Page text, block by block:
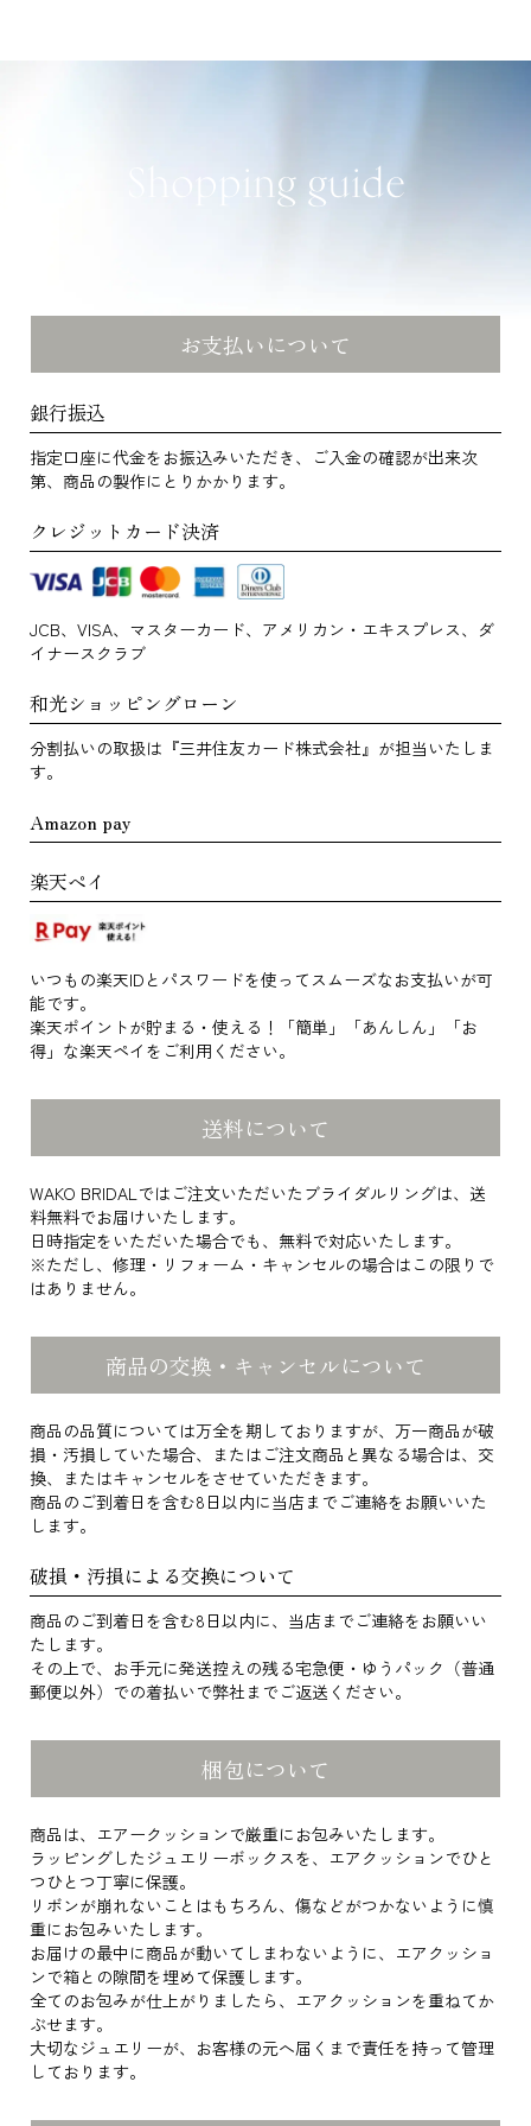
Shopping guide
お支払いについて
銀行振込
指定口座に代金をお振込みいただき、ご入金の確認が出来次
第、商品の製作にとりかかります。
クレジットカード決済
JCB、VISA、マスターカード、アメリカン・エキスプレス、ダ
イナースクラブ
和光ショッピングローン
分割払いの取扱は『三井住友カード株式会社』が担当いたしま
す。
Amazon pay
楽天ペイ
いつもの楽天IDとパスワードを使ってスムーズなお支払いが可
能です。
楽天ポイントが貯まる・使える！「簡単」「あんしん」「お
得」な楽天ペイをご利用ください。
送料について
WAKO BRIDALではご注文いただいたブライダルリングは、送
料無料でお届けいたします。
日時指定をいただいた場合でも、無料で対応いたします。
※ただし、修理・リフォーム・キャンセルの場合はこの限りで
はありません。
商品の交換・キャンセルについて
商品の品質については万全を期しておりますが、万一商品が破
損・汚損していた場合、またはご注文商品と異なる場合は、交
換、またはキャンセルをさせていただきます。
商品のご到着日を含む8日以内に当店までご連絡をお願いいた
します。
破損・汚損による交換について
商品のご到着日を含む8日以内に、当店までご連絡をお願いい
たします。
その上で、お手元に発送控えの残る宅急便・ゆうパック（普通
郵便以外）での着払いで弊社までご返送ください。
梱包について
商品は、エアークッションで厳重にお包みいたします。
ラッピングしたジュエリーボックスを、エアクッションでひと
つひとつ丁寧に保護。
リボンが崩れないことはもちろん、傷などがつかないように慎
重にお包みいたします。
お届けの最中に商品が動いてしまわないように、エアクッショ
ンで箱との隙間を埋めて保護します。
全てのお包みが仕上がりましたら、エアクッションを重ねてか
ぶせます。
大切なジュエリーが、お客様の元へ届くまで責任を持って管理
しております。